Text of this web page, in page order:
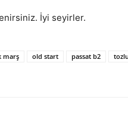
İyi seyirler.
marş old start passat b2